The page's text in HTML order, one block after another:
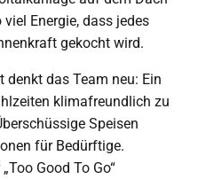
Energie, dass jedes
gekocht wird.
denkt das Team neu: Ein
klimafreundlich zu
Speisen
für Bedürftige.
Good To Go“